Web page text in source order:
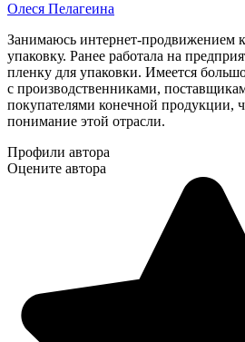
Олеся Пелагеина
Занимаюсь интернет-продвижением
упаковку. Ранее работала на
пленку для упаковки. Имеется
с производственниками,
покупателями конечной продукции,
понимание этой отрасли.
Профили автора
Оцените автора